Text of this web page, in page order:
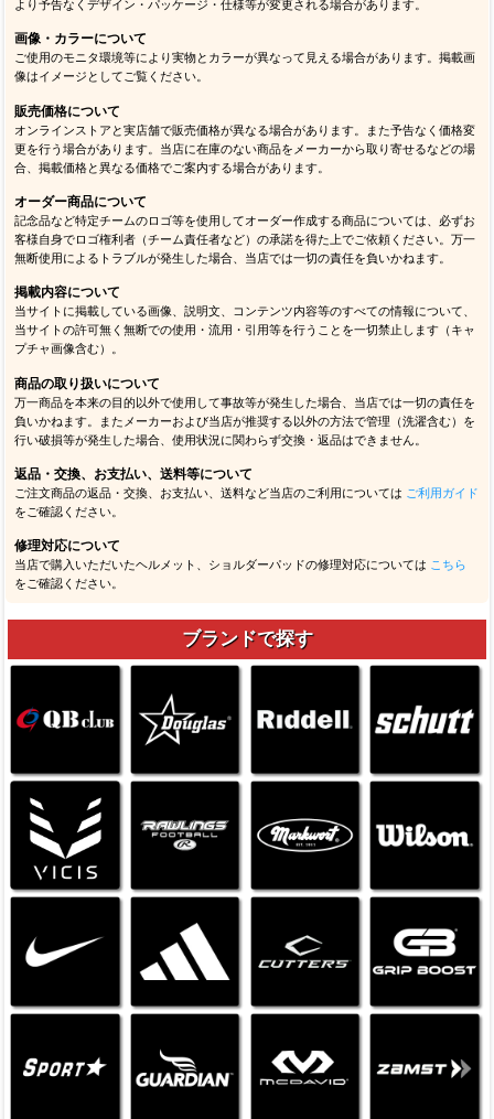
より予告なくデザイン・パッケージ・仕様等が変更される場合があります。
画像・カラーについて
ご使用のモニタ環境等により実物とカラーが異なって見える場合があります。掲載画
像はイメージとしてご覧ください。
販売価格について
オンラインストアと実店舗で販売価格が異なる場合があります。また予告なく価格変
更を行う場合があります。当店に在庫のない商品をメーカーから取り寄せるなどの場
合、掲載価格と異なる価格でご案内する場合があります。
オーダー商品について
記念品など特定チームのロゴ等を使用してオーダー作成する商品については、必ずお
客様自身でロゴ権利者（チーム責任者など）の承諾を得た上でご依頼ください。万一
無断使用によるトラブルが発生した場合、当店では一切の責任を負いかねます。
掲載内容について
当サイトに掲載している画像、説明文、コンテンツ内容等のすべての情報について、
当サイトの許可無く無断での使用・流用・引用等を行うことを一切禁止します（キャ
プチャ画像含む）。
商品の取り扱いについて
万一商品を本来の目的以外で使用して事故等が発生した場合、当店では一切の責任を
負いかねます。またメーカーおよび当店が推奨する以外の方法で管理（洗濯含む）を
行い破損等が発生した場合、使用状況に関わらず交換・返品はできません。
返品・交換、お支払い、送料等について
ご注文商品の返品・交換、お支払い、送料など当店のご利用については ご利用ガイド
をご確認ください。
修理対応について
当店で購入いただいたヘルメット、ショルダーパッドの修理対応については こちら
をご確認ください。
ブランドで探す